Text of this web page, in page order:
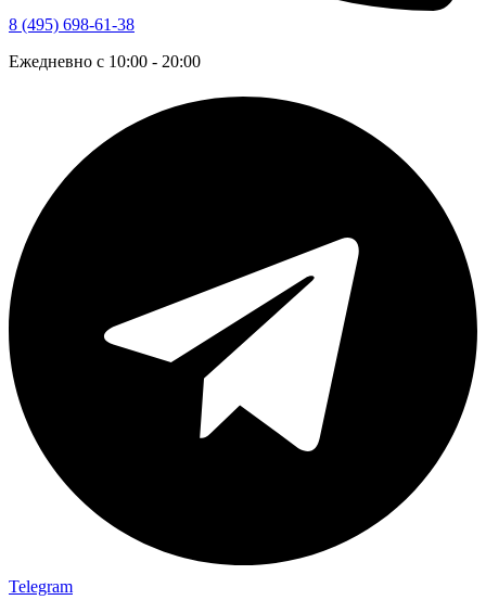
8 (495) 698-61-38
Ежедневно с 10:00 - 20:00
Telegram